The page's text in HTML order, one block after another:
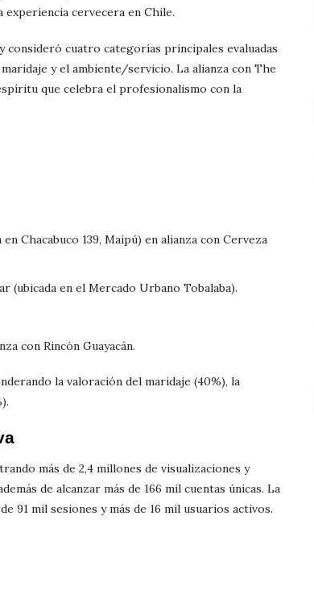
experiencia cervecera en Chile.
cuatro categorías principales evaluadas
y el ambiente/servicio. La alianza con The
que celebra el profesionalismo con la
Chacabuco 139, Maipú) en alianza con Cerveza
(ubicada en el Mercado Urbano Tobalaba).
con Rincón Guayacán.
la valoración del maridaje (40%), la
más de 2,4 millones de visualizaciones y
de alcanzar más de 166 mil cuentas únicas. La
91 mil sesiones y más de 16 mil usuarios activos.